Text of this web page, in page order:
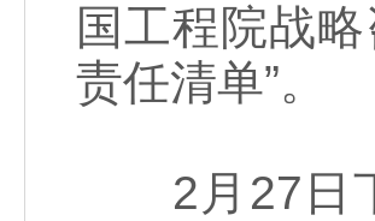
国工程院战
责任清单”。
2月27日下